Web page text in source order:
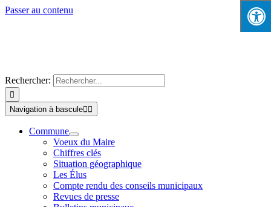
Passer au contenu
Rechercher:
Navigation à bascule
Commune
Voeux du Maire
Chiffres clés
Situation géographique
Les Élus
Compte rendu des conseils municipaux
Revues de presse